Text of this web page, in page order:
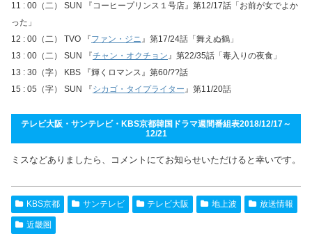
11 : 00（二） SUN 『コーヒープリンス１号店』第12/17話「お前が女でよか
った」
12 : 00（二） TVO 『ファン・ジニ』第17/24話「舞えぬ鶴」
13 : 00（二） SUN 『チャン・オクチョン』第22/35話「毒入りの夜食」
13 : 30（字） KBS 『輝くロマンス』第60/??話
15 : 05（字） SUN 『シカゴ・タイプライター』第11/20話
テレビ大阪・サンテレビ・KBS京都韓国ドラマ週間番組表2018/12/17～
12/21
ミスなどありましたら、コメントにてお知らせいただけると幸いです。
KBS京都 サンテレビ テレビ大阪 地上波 放送情報
近畿圏